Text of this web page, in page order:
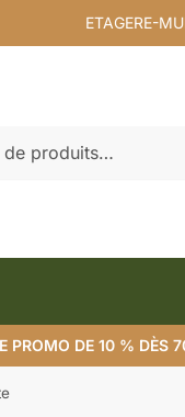
ETAGERE-
PROMO DE 10 % DÈS